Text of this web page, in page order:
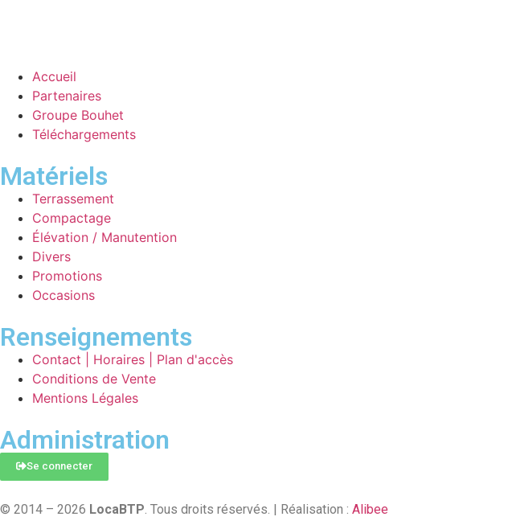
Accueil
Partenaires
Groupe Bouhet
Téléchargements
Matériels
Terrassement
Compactage
Élévation / Manutention
Divers
Promotions
Occasions
Renseignements
Contact | Horaires | Plan d'accès
Conditions de Vente
Mentions Légales
Administration
Se connecter
© 2014 – 2026 LocaBTP . Tous droits réservés. | Réalisation : Alibee